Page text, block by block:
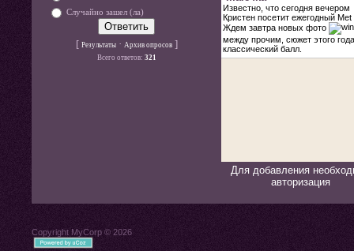
Случайно зашел (ла)
[ Результаты· Архив опросов]
Всего ответов: 321
Для добавления
авторизация
Copyright MyCorp © 2026